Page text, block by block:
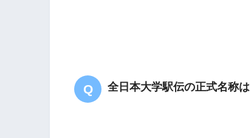
全日本大学駅伝の正式名称は